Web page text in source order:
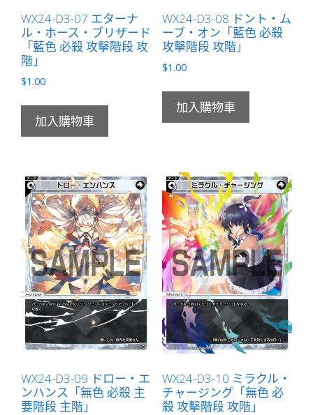
WX24-D3-07 エターナ
ル・ホース・ブリザード
「藍色 必殺 攻擊階段 攻
階」
$1.00
加入購物車
WX24-D3-08 ドント・ム
ーブ・オン「藍色 必殺
攻擊階段 攻階」
$1.00
加入購物車
WX24-D3-09 ドロー・エ
ンハンス「無色 必殺 主
要階段 主階」
WX24-D3-10 ミラクル・
チャージング「無色 必
殺 攻擊階段 攻階」